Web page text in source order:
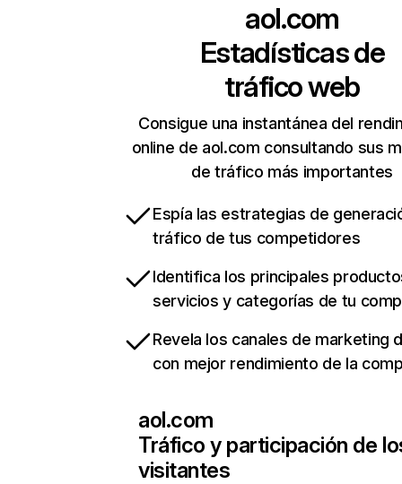
aol.com
Estadísticas de
tráfico web
Consigue una instantánea del
online de aol.com consultando sus
de tráfico más importantes
Espía las estrategias de
tráfico de tus competidores
Identifica los principales
servicios y categorías de tu
Revela los canales de marketing
con mejor rendimiento de la
aol.com
Tráfico y participación de
visitantes